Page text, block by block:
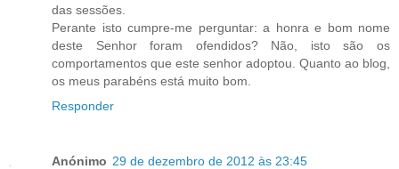
das sessões.
Perante isto cumpre-me perguntar: a honra e bom nome
deste Senhor foram ofendidos? Não, isto são os
comportamentos que este senhor adoptou. Quanto ao blog,
os meus parabéns está muito bom.
Responder
Anónimo 29 de dezembro de 2012 às 23:45